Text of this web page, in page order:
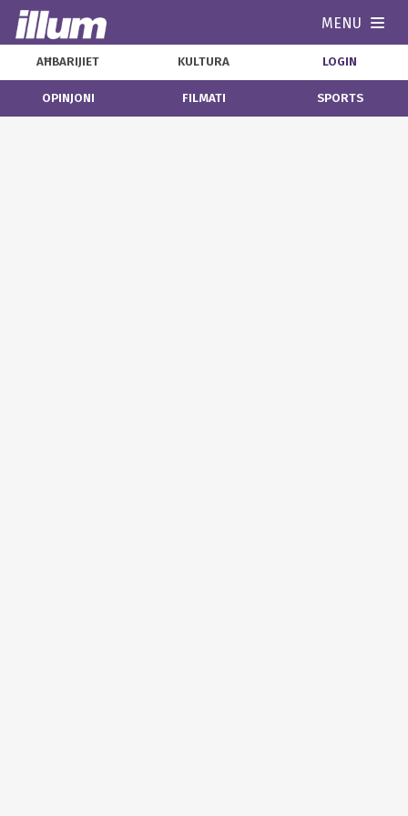
MENU
AĦBARIJIET KULTURA LOGIN
OPINJONI FILMATI SPORTS